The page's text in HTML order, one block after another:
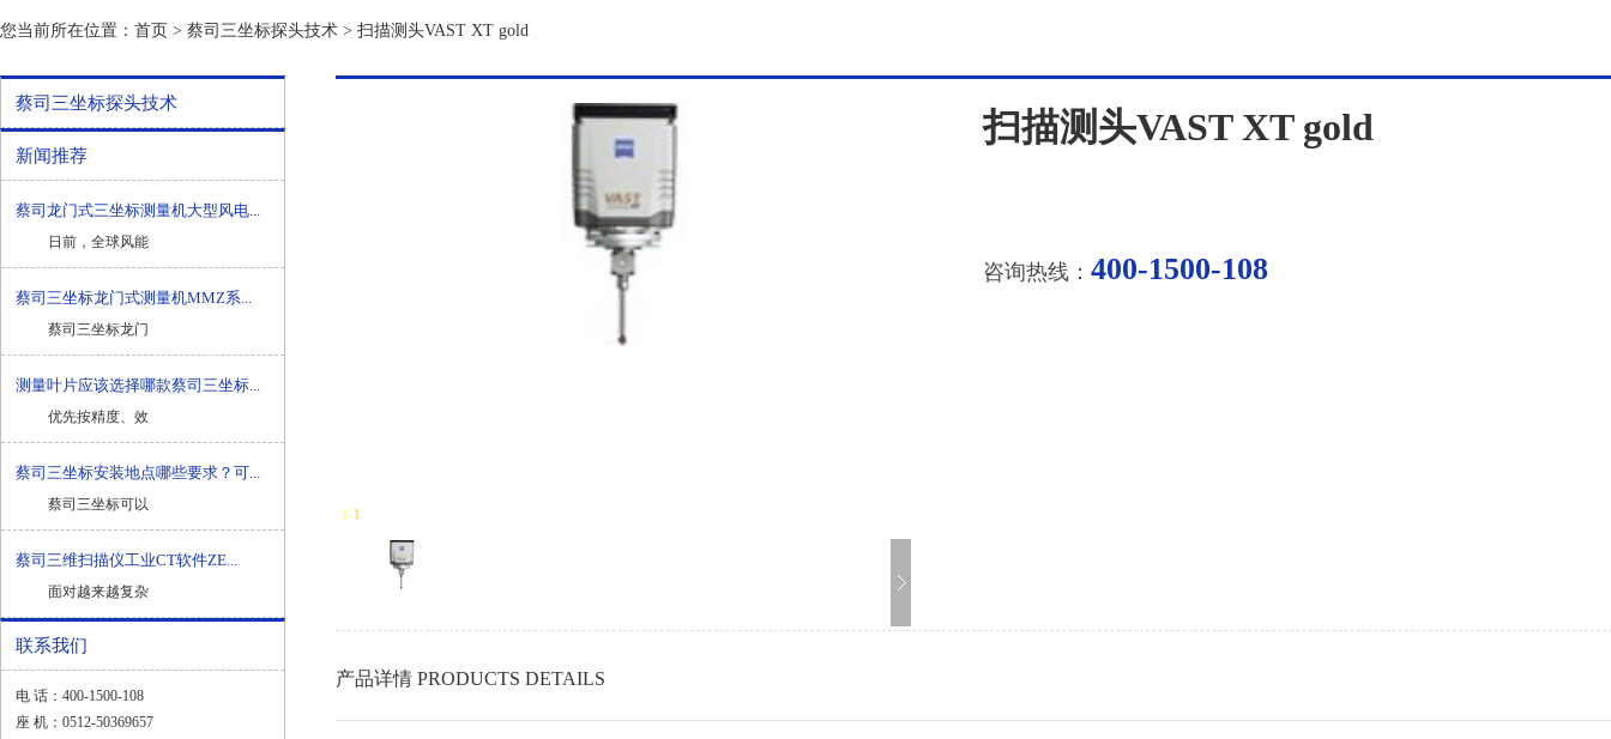
您当前所在位置： 首页 > 蔡司三坐标探头技术 > 扫描测头VAST XT gold
蔡司三坐标探头技术
新闻推荐
蔡司龙门式三坐标测量机大型风电...
日前，全球风能
蔡司三坐标龙门式测量机MMZ系...
蔡司三坐标龙门
测量叶片应该选择哪款蔡司三坐标...
优先按精度、效
蔡司三坐标安装地点哪些要求？可...
蔡司三坐标可以
蔡司三维扫描仪工业CT软件ZE...
面对越来越复杂
联系我们
电 话：400-1500-108
座 机：0512-50369657
1 1
扫描测头VAST XT gold
咨询热线： 400-1500-108
产品详情 PRODUCTS DETAILS